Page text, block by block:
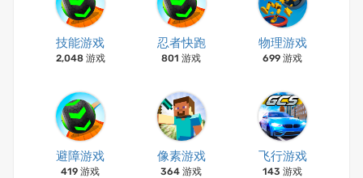
技能游戏
2,048 游戏
忍者快跑
801 游戏
物理游戏
699 游戏
避障游戏
419 游戏
像素游戏
364 游戏
飞行游戏
143 游戏